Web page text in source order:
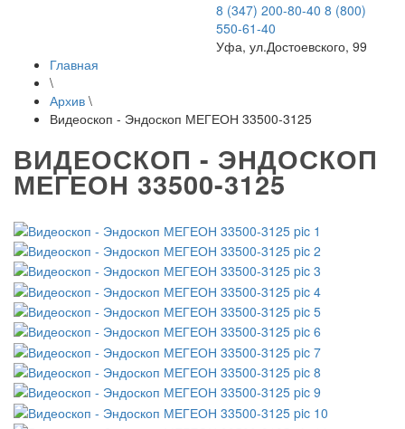
8 (347) 200-80-40 8 (800)
550-61-40
Уфа, ул.Достоевского, 99
Главная
\
Архив \
Видеоскоп - Эндоскоп МЕГЕОН 33500-3125
ВИДЕОСКОП - ЭНДОСКОП
МЕГЕОН 33500-3125